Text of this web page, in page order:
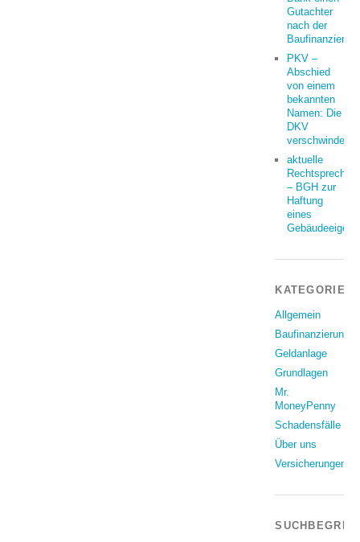
Gutachter
nach der
PKV –
Abschied
von einem
bekannten
Namen: Die
DKV
verschwindet
aktuelle
– BGH zur
Haftung
eines
KATEGORIEN
Allgemein
Baufinanzierung
Geldanlage
Grundlagen
Mr.
MoneyPenny
Schadensfälle
Über uns
Versicherungen